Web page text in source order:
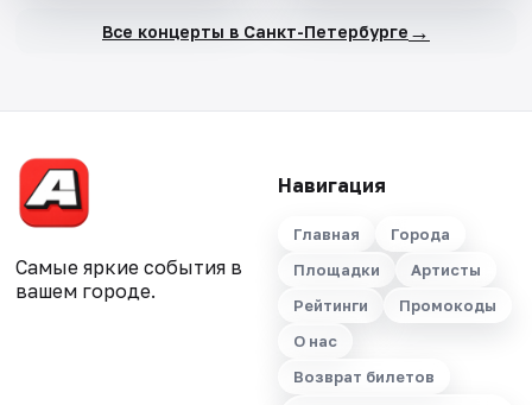
Все концерты в Санкт-Петербурге →
Самые яркие события в
вашем городе.
Навигация
Главная
Города
Площадки
Артисты
Рейтинги
Промокоды
О нас
Возврат билетов